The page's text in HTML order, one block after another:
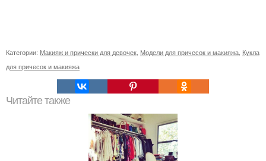
Категории: Макияж и прически для девочек Модели для причесок и макияжа Кукла
для причесок и макияжа
Читайте также